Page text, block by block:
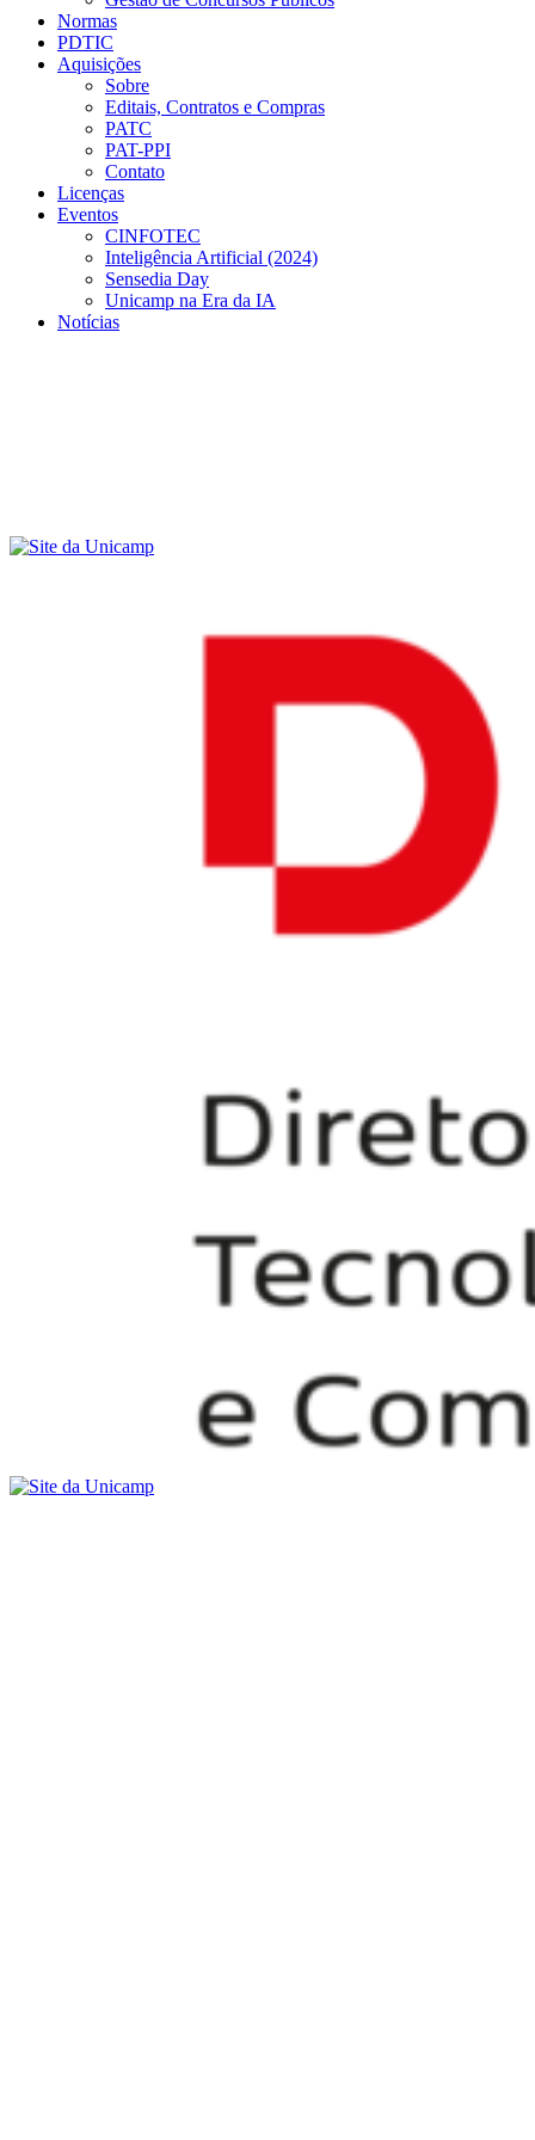
Normas
PDTIC
Aquisições
Sobre
Editais, Contratos e Compras
PATC
PAT-PPI
Contato
Licenças
Eventos
CINFOTEC
Inteligência Artificial (2024)
Sensedia Day
Unicamp na Era da IA
Notícias